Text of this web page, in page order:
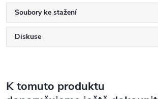
Soubory ke stažení
Diskuse
K tomuto produktu